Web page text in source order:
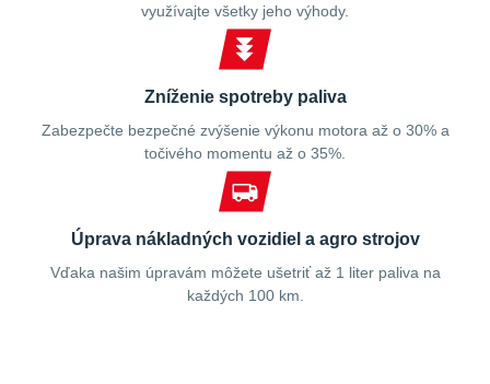
využívajte všetky jeho výhody.
Zníženie spotreby paliva
Zabezpečte bezpečné zvýšenie výkonu motora až o 30% a
točivého momentu až o 35%.
Úprava nákladných vozidiel a agro strojov
Vďaka našim úpravám môžete ušetriť až 1 liter paliva na
každých 100 km.